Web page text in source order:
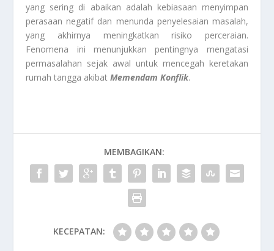
yang sering di abaikan adalah kebiasaan menyimpan
perasaan negatif dan menunda penyelesaian masalah,
yang akhirnya meningkatkan risiko perceraian.
Fenomena ini menunjukkan pentingnya mengatasi
permasalahan sejak awal untuk mencegah keretakan
rumah tangga akibatMemendam Konflik.
MEMBAGIKAN:
KECEPATAN: